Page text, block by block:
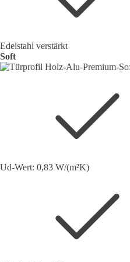
Edelstahl verstärkt
Soft
Ud-Wert: 0,83 W/(m²K)